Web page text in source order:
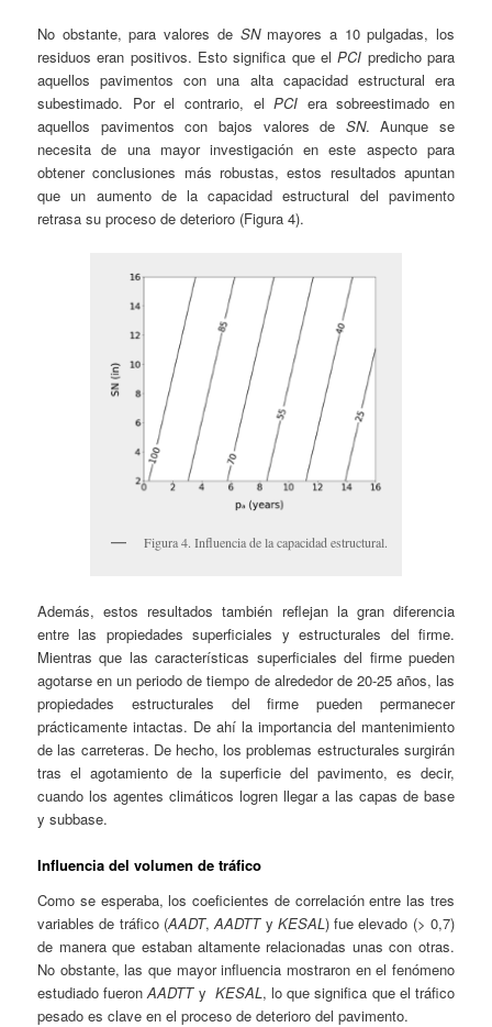
No obstante, para valores de SNmayores a 10 pulgadas, los
residuos eran positivos. Esto significa que elPCI predicho para
aquellos pavimentos con una alta capacidad estructural era
subestimado. Por el contrario, elPCI era sobreestimado en
aquellos pavimentos con bajos valores de SN. Aunque se
necesita de una mayor investigación en este aspecto para
obtener conclusiones más robustas, estos resultados apuntan
que un aumento de la capacidad estructural del pavimento
retrasa su proceso de deterioro (Figura 4).
Figura 4. Influencia de la capacidad estructural.
Además, estos resultados también reflejan la gran diferencia
entre las propiedades superficiales y estructurales del firme.
Mientras que las características superficiales del firme pueden
agotarse en un periodo de tiempo de alrededor de 20-25 años, las
propiedades estructurales del firme pueden permanecer
prácticamente intactas. De ahí la importancia del mantenimiento
de las carreteras. De hecho, los problemas estructurales surgirán
tras el agotamiento de la superficie del pavimento, es decir,
cuando los agentes climáticos logren llegar a las capas de base
y subbase.
Influencia del volumen de tráfico
Como se esperaba, los coeficientes de correlación entre las tres
variables de tráfico (AADT,AADTTy KESAL) fue elevado (> 0,7)
de manera que estaban altamente relacionadas unas con otras.
No obstante, las que mayor influencia mostraron en el fenómeno
estudiado fueronAADTT y KESAL, lo que significa que el tráfico
pesado es clave en el proceso de deterioro del pavimento.